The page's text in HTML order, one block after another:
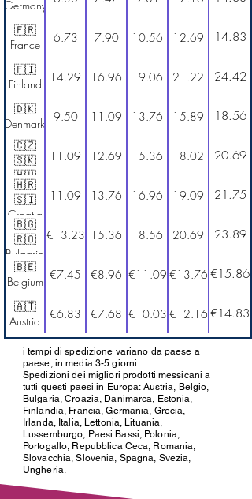
Germany
🇫🇷
France
6.73 7.90 10.56 12.69 14.83
🇫🇮
Finland
14.29 16.96 19.06 21.22 24.42
🇩🇰
Denmark
9.50 11.09 13.76 15.89 18.56
🇨🇿
🇸🇰
🇭🇺
Czech
Rep.,
Slovakia
&
Hungary
11.09 12.69 15.36 18.02 20.69
🇭🇷
🇸🇮
Croatia
&
Slovenia
11.09 13.76 16.96 19.09 21.75
🇧🇬
🇷🇴
Bulgaria
&
Romania
€13.23 15.36 18.56 20.69 23.89
🇧🇪
Belgium €7.45 €8.96 €11.09 €13.76 €15.86
🇦🇹
Austria
€6.83 €7.68 €10.03 €12.16 €14.83
i tempi di spedizione variano da paese a
paese, in media 3-5 giorni.
Spedizioni dei migliori prodotti messicani a
tutti questi paesi in Europa: Austria, Belgio,
Bulgaria, Croazia, Danimarca, Estonia,
Finlandia, Francia, Germania, Grecia,
Irlanda, Italia, Lettonia, Lituania,
Lussemburgo, Paesi Bassi, Polonia,
Portogallo, Repubblica Ceca, Romania,
Slovacchia, Slovenia, Spagna, Svezia,
Ungheria.